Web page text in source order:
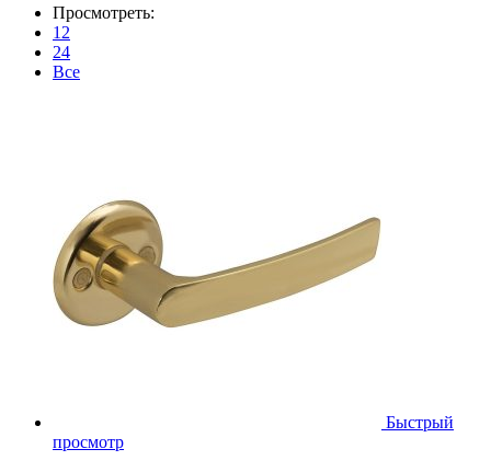
Просмотреть:
12
24
Все
Быстрый
просмотр